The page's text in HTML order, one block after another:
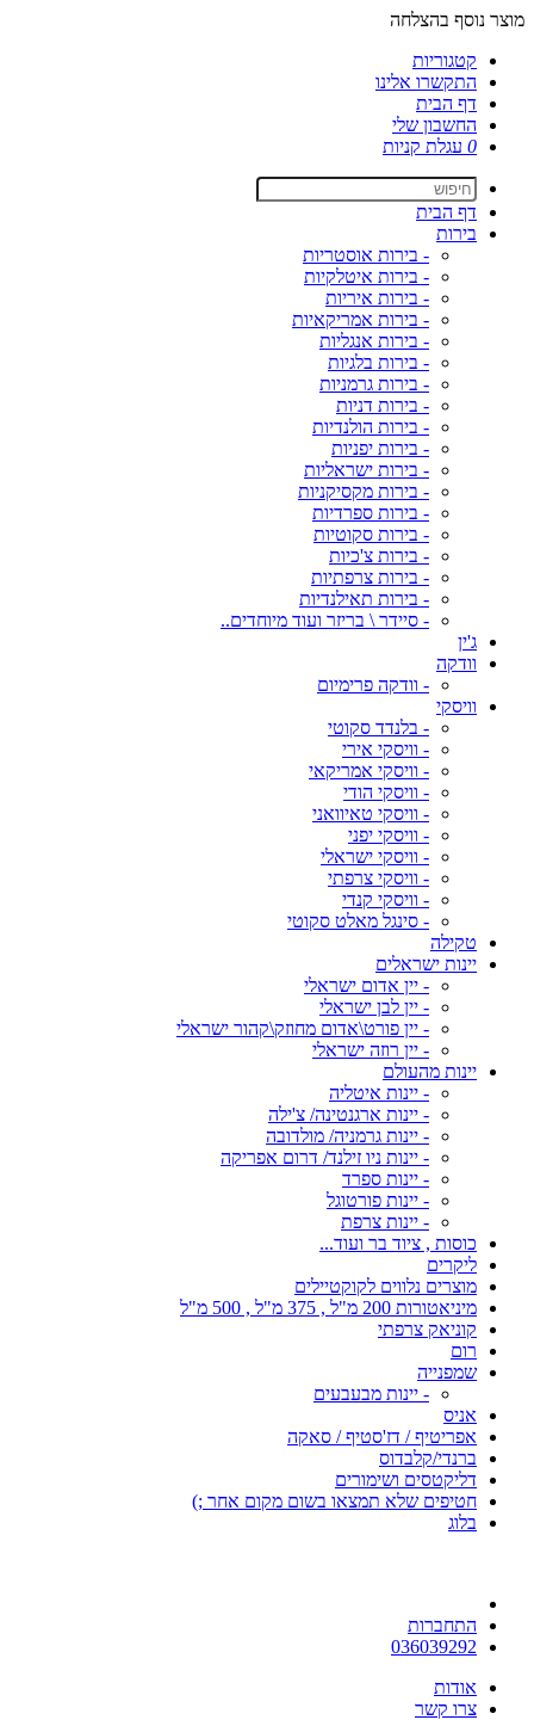
מוצר נוסף בהצלחה
קטגוריות
התקשרו אלינו
דף הבית
החשבון שלי
0 עגלת קניות
דף הבית
בירות
- בירות אוסטריות
- בירות איטלקיות
- בירות איריות
- בירות אמריקאיות
- בירות אנגליות
- בירות בלגיות
- בירות גרמניות
- בירות דניות
- בירות הולנדיות
- בירות יפניות
- בירות ישראליות
- בירות מקסיקניות
- בירות ספרדיות
- בירות סקוטיות
- בירות צ'כיות
- בירות צרפתיות
- בירות תאילנדיות
- סיידר \ בריזר ועוד מיוחדים..
ג'ין
וודקה
- וודקה פרימיום
וויסקי
- בלנדד סקוטי
- וויסקי אירי
- וויסקי אמריקאי
- וויסקי הודי
- וויסקי טאיוואני
- וויסקי יפני
- וויסקי ישראלי
- וויסקי צרפתי
- וויסקי קנדי
- סינגל מאלט סקוטי
טקילה
יינות ישראלים
- יין אדום ישראלי
- יין לבן ישראלי
- יין פורט\אדום מחוזק\קהור ישראלי
- יין רוזה ישראלי
יינות מהעולם
- יינות איטליה
- יינות ארגנטינה/ צ'ילה
- יינות גרמניה/ מולדובה
- יינות ניו זילנד/ דרום אפריקה
- יינות ספרד
- יינות פורטוגל
- יינות צרפת
כוסות , ציוד בר ועוד...
ליקרים
מוצרים נלווים לקוקטיילים
מיניאטורות 200 מ"ל , 375 מ"ל , 500 מ"ל
קוניאק צרפתי
רום
שמפנייה
- יינות מבעבעים
אניס
אפריטיף / דז'סטיף / סאקה
ברנדי/קלבדוס
דליקטסים ושימורים
חטיפים שלא תמצאו בשום מקום אחר ;)
בלוג
התחברות
036039292
אודות
צרו קשר